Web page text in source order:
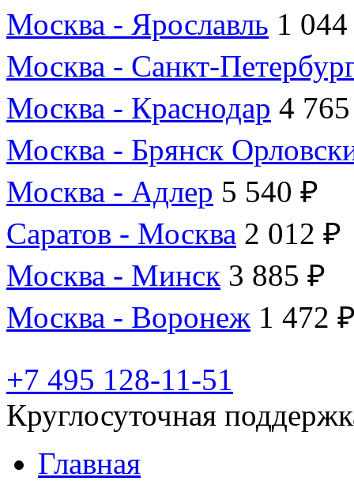
Москва - Ярославль 1
Москва - Санкт-
Москва - Краснодар 4
Москва - Брянск
Москва - Адлер 5 540 ₽
Саратов - Москва 2 012 ₽
Москва - Минск 3 885 ₽
Москва - Воронеж 1 472
+7 495 128-11-51
Круглосуточная
Главная